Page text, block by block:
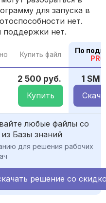
для запуска в
нет.
поддержки нет.
Купить файл
По
PRO
2 500 руб.
Купить
1 SM
любые файлы со
из Базы знаний
для решения рабочих
решение со